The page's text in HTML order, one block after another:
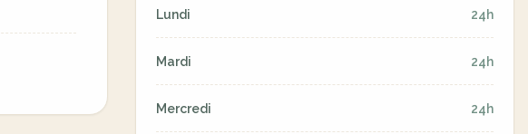
Lundi 24h
Mardi 24h
Mercredi 24h